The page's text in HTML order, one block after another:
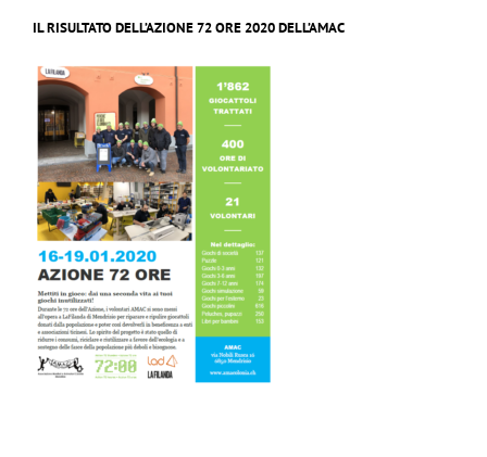
IL RISULTATO DELL’AZIONE 72 ORE 2020 DELL’AMAC